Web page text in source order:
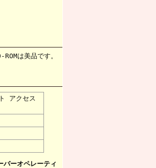
は美品です。
アクセス
バーオペレーティ